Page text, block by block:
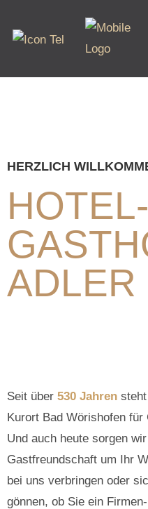
HERZLICH
HOTEL-
ADLER
Seit über 530 Jahren
Kurort Bad Wörishofen
Und auch heute sorgen
Gastfreundschaft um Ihr
bei uns verbringen oder
gönnen, ob Sie ein